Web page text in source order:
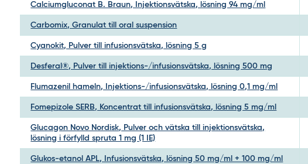
Calciumgluconat B. Braun, Injektionsvätska, lösning 94 mg/ml
Carbomix, Granulat till oral suspension
Cyanokit, Pulver till infusionsvätska, lösning 5 g
Desferal®, Pulver till injektions-/infusionsvätska, lösning 500 mg
Flumazenil hameln, Injektions-/infusionsvätska, lösning 0,1 mg/ml
Fomepizole SERB, Koncentrat till infusionsvätska, lösning 5 mg/ml
Glucagon Novo Nordisk, Pulver och vätska till injektionsvätska,
lösning i förfylld spruta 1 mg (1 IE)
Glukos-etanol APL, Infusionsvätska, lösning 50 mg/ml + 100 mg/ml